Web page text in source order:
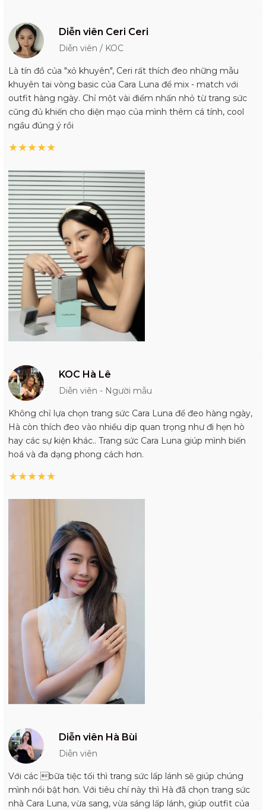
Diễn viên Ceri Ceri
Diễn viên / KOC
Là tín đồ của "xỏ khuyên", Ceri rất thích đeo những mẫu
khuyên tai vòng basic của Cara Luna để mix - match với
outfit hàng ngày. Chỉ một vài điểm nhấn nhỏ từ trang sức
cũng đủ khiến cho diện mạo của mình thêm cá tính, cool
ngầu đúng ý rồi
★★★★★
KOC Hà Lê
Diễn viên - Người mẫu
Không chỉ lựa chọn trang sức Cara Luna để đeo hàng ngày,
Hà còn thích đeo vào nhiều dịp quan trọng như đi hẹn hò
hay các sự kiện khác.. Trang sức Cara Luna giúp mình biến
hoá và đa dạng phong cách hơn.
★★★★★
Diễn viên Hà Bùi
Diễn viên
Với các bữa tiệc tối thì trang sức lấp lánh sẽ giúp chúng
mình nổi bật hơn. Với tiêu chí này thì Hà đã chọn trang sức
nhà Cara Luna, vừa sang, vừa sáng lấp lánh, giúp outfit của